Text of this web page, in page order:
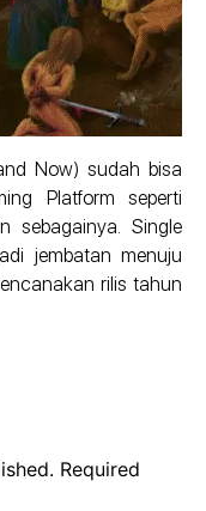
Now) sudah bisa
Platform seperti
sebagainya. Single
jembatan menuju
rilis tahun
Required